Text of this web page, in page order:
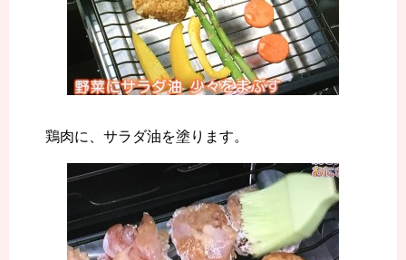
鶏肉に、サラダ油を塗ります。